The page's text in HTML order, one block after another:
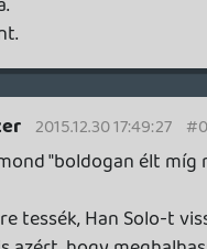
21:39:52 #062ht
egy korrekt film volt,
és persze látványos. Az
se voltak rosszak, Ray cuki, a
a guruló gömb droid meg
mint a Star Wars
bármelyik droidja.
vérig sci-fi.